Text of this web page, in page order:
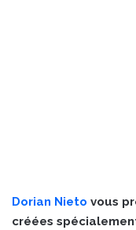
Dorian Nieto vous
créées